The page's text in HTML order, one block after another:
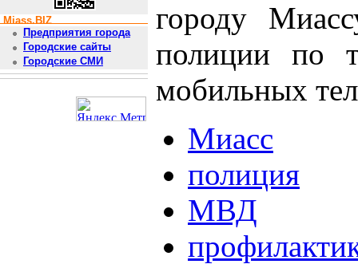
Miass.BIZ
Предприятия города
Городские сайты
Городские СМИ
городу
полиции по
мобильных
Миасс
полиция
МВД